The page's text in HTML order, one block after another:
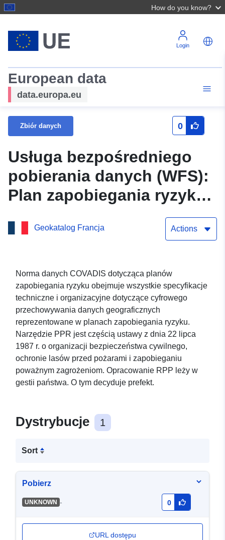
How do you know?
Login
European data
data.europa.eu
Zbiór danych 0
Usługa bezpośredniego
pobierania danych (WFS):
Plan zapobiegania ryzyku
napompowania glin w
Geokatalog Francja Actions
Norma danych COVADIS dotycząca planów
zapobiegania ryzyku obejmuje wszystkie specyfikacje
techniczne i organizacyjne dotyczące cyfrowego
przechowywania danych geograficznych
reprezentowane w planach zapobiegania ryzyku.
Narzędzie PPR jest częścią ustawy z dnia 22 lipca
1987 r. o organizacji bezpieczeństwa cywilnego,
ochronie lasów przed pożarami i zapobieganiu
poważnym zagrożeniom. Opracowanie RPP leży w
gestii państwa. O tym decyduje prefekt.
Dystrybucje 1
Sort
Pobierz
UNKNOWN - 0
URL dostępu